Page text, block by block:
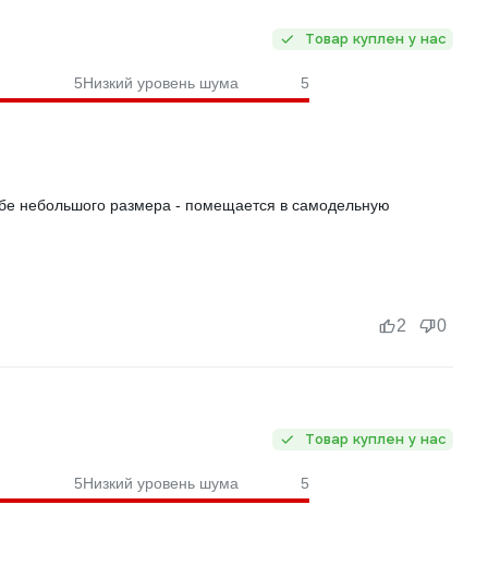
Товар куплен у нас
5Низкий уровень шума 5
небольшого размера - помещается в самодельную
2 0
Товар куплен у нас
5Низкий уровень шума 5